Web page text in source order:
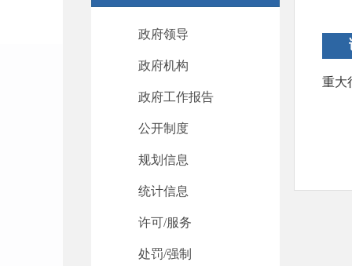
政府领导
政府机构
政府工作报告
公开制度
规划信息
统计信息
许可/服务
处罚/强制
重大